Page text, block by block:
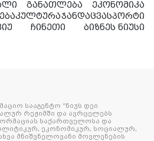
განათლება
ეკონომიკა
კულტურაჯანდაცვასპორტი
ჩინეთი ბიზნეს ნიუსი
სააგენტო “ნიუს დეი
რეჟიმში და ავრცელებს
საქართველოსა და
ეკონომიკურ, სოციალურ,
მნიშვნელოვანი მოვლენების